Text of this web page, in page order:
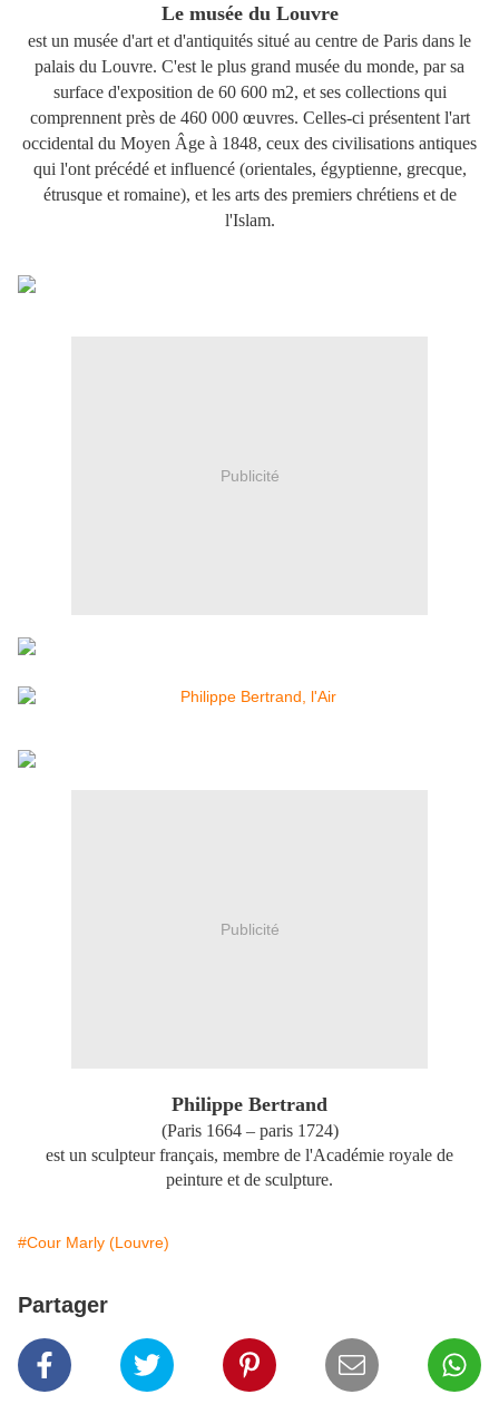
Le musée du Louvre
est un musée d'art et d'antiquités situé au centre de Paris dans le
palais du Louvre. C'est le plus grand musée du monde, par sa
surface d'exposition de 60 600 m2, et ses collections qui
comprennent près de 460 000 œuvres. Celles-ci présentent l'art
occidental du Moyen Âge à 1848, ceux des civilisations antiques
qui l'ont précédé et influencé (orientales, égyptienne, grecque,
étrusque et romaine), et les arts des premiers chrétiens et de
l'Islam.
Publicité
Publicité
Philippe Bertrand
(Paris 1664 – paris 1724)
est un sculpteur français, membre de l'Académie royale de
peinture et de sculpture.
#Cour Marly (Louvre)
Partager